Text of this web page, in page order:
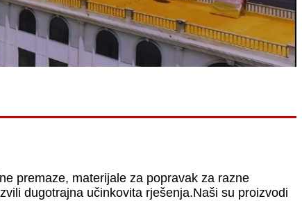
premaze, materijale za popravak za razne
dugotrajna učinkovita rješenja.Naši su proizvodi